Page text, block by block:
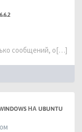
сообщений, о[…]
НА UBUNTU